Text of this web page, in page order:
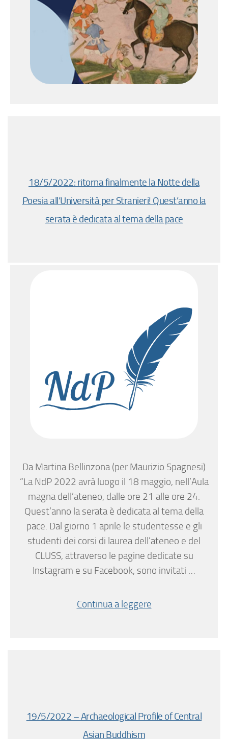
18/5/2022: ritorna finalmente la Notte della
Poesia all’Università per Stranieri! Quest’anno la
serata è dedicata al tema della pace
Da Martina Bellinzona (per Maurizio Spagnesi)
“La NdP 2022 avrà luogo il 18 maggio, nell’Aula
magna dell’ateneo, dalle ore 21 alle ore 24.
Quest’anno la serata è dedicata al tema della
pace. Dal giorno 1 aprile le studentesse e gli
studenti dei corsi di laurea dell’ateneo e del
CLUSS, attraverso le pagine dedicate su
Instagram e su Facebook, sono invitati …
Continua a leggere
19/5/2022 – Archaeological Profile of Central
Asian Buddhism